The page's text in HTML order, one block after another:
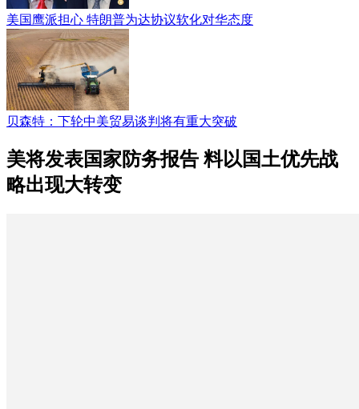
美国鹰派担心 特朗普为达协议软化对华态度
贝森特：下轮中美贸易谈判将有重大突破
美将发表国家防务报告 料以国土优先战
略出现大转变